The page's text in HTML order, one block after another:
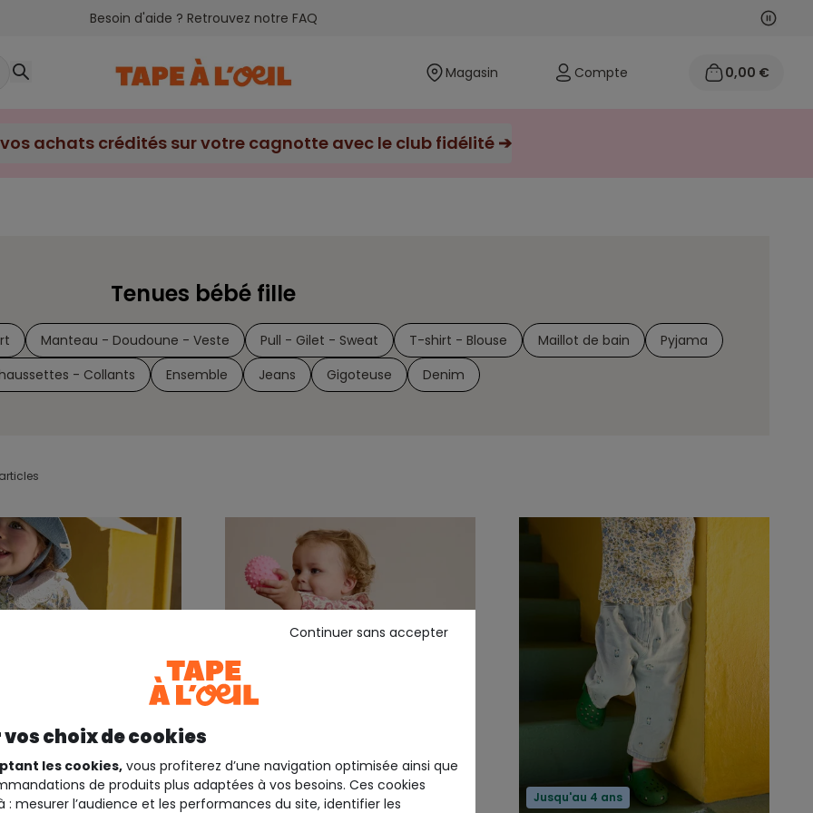
Besoin d'aide ? Retrouvez notre FAQ
Magasin Compte 0,00 €
5%* de tous vos achats crédités sur votre cagnotte avec le club fidélité ➔
Tenues bébé fille
Manteau - Doudoune - Veste Pull - Gilet - Sweat T-shirt - Blouse Maillot de bain
Pyjama
- Collants
Ensemble Jeans Gigoteuse Denim
ans
Jusqu'au 4 ans
Jusqu'au 4 ans
vos choix de cookies
les cookies, vous profiterez d’une navigation optimisée ainsi que
de produits plus adaptées à vos besoins. Ces cookies
: mesurer l’audience et les performances du site, identifier les
Continuer sans accepter